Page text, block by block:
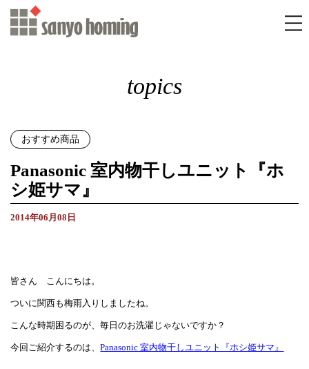
topics
おすすめ商品
Panasonic 室内物干しユニット『ホ
シ姫サマ』
2014年06月08日
皆さん こんにちは。
ついに関西も梅雨入りしましたね。
こんな時期困るのが、毎日のお洗濯じゃないですか？
今回ご紹介するのは、Panasonic 室内物干しユニット『ホシ姫サマ』